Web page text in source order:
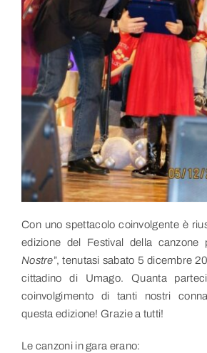
Con uno spettacolo coinvolgente è
edizione del Festival della canzone
Nostre”, tenutasi sabato 5 dicembre
cittadino di Umago. Quanta
coinvolgimento di tanti nostri
questa edizione! Grazie a tutti!
Le canzoni in gara erano: